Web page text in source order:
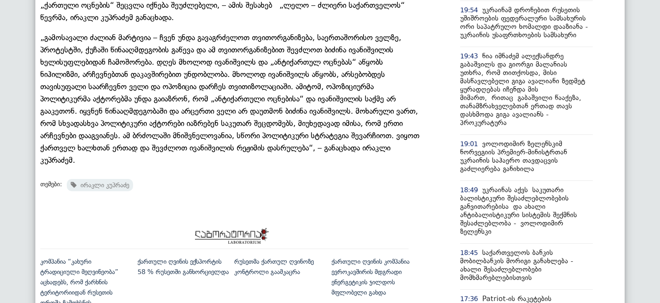
„ქართული ოცნების“ შეცვლა იქნება შეუძლებელი, – ამის შესახებ „ლელო – ძლიერი საქართველოს“
წევრმა, ირაკლი კუპრაძემ განაცხადა.
„გამოსავალი ძალიან მარტივია – ჩვენ უნდა გავაგრძელოთ თვითორგანიზება, საერთაშორისო ველზე,
პროტესტში, ქუჩაში წინააღმდეგობის გაწევა და ამ თვითორგანიზებით შევძლოთ ბიძინა ივანიშვილის
ხელისუფლებიდან ჩამოშორება. დღეს მხოლოდ ივანიშვილს და „ანტიქართულ ოცნებას“ აწყობს
ნიჰილიზმი, არჩევნებთან დაკავშირებით უნდობლობა. მხოლოდ ივანიშვილს აწყობს, არსებობდეს
თავისუფალი საარჩევნო ველი და ოპოზიცია დარჩეს თვითიზოლაციაში. ამიტომ, ოპოზიციურმა
პოლიტიკურმა აქტორებმა უნდა გაიაზრონ, რომ „ანტიქართული ოცნებისა“ და ივანიშვილის საქმე არ
გააკეთონ. იყვნენ წინააღმდეგობაში და არცერთი ველი არ დაუთმონ ბიძინა ივანიშვილს. მოხარული ვართ,
რომ სხვადასხვა პოლიტიკური აქტორები იაზრებენ საკუთარ შეცდომებს, მიუხედავად იმისა, რომ ერთი
არჩევნები დააგვიანეს. ამ ბრძოლაში მნიშვნელოვანია, სწორი პოლიტიკური სტრატეგია შევარჩიოთ. ვიყოთ
ქართველ ხალხთან ერთად და შევძლოთ ივანიშვილის რეჟიმის დასრულება“, – განაცხადა ირაკლი
კუპრაძემ.
თემები: ირაკლი კუპრაძე
კომპანია “კახური
ტრადიციული მეღვინეობა”
აცხადებს, რომ ქარხნის
ტერიტორიიდან რუსეთის
ქართული ღვინის ექსპორტის
58 % რუსეთში განხორციელდა
რუსეთმა ქართულ ღვინოზე
კონტროლი გაამკაცრა
ქართული ღვინის კომპანია
ევროკავშირის მდგრადი
ენერგეტიკის ჯილდოს
მფლობელი გახდა
19:54 უკრაინამ დრონებით რუსეთის
უშიშროების ფედერალური სამსახურის
ორი საპატრულო ხომალდი დააზიანა -
უკრაინის უსაფრთხოების სამსახური
19:43 ნია იმნაძემ ალექსანდრე
გაბაშვილს და გიორგი მალანიას
უთხრა, რომ თითქოსდა, მისი
მასწავლებელი გიგა ავალიანი ზედმეტ
ყურადღებას იჩენდა მის
მიმართ, რითაც გაბაშვილი წააქეზა,
თანამზრახველებთან ერთად თავს
დასხმოდა გიგა ავალიანს -
პროკურატურა
19:01
ვოლოდიმირ ზელენსკიმ
ნორვეგიის პრემიერ-მინისტრთან
უკრაინის საჰაერო თავდაცვის
გაძლიერება განიხილა
18:49 უკრაინას აქვს საკუთარი
ბალისტიკური შესაძლებლობების
განვითარებისა და ახალი
ანტიბალისტიკური სისტემის შექმნის
შესაძლებლობა - ვოლოდიმირ
ზელენსკი
18:45 საქართველოს ბანკის
მობილბანკის მორიგი განახლება -
ახალი შესაძლებლობები
მომხმარებლებისთვის
17:36
Patriot-ის რაკეტების